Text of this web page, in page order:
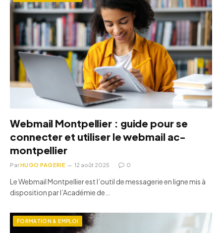
Webmail Montpellier : guide pour se
connecter et utiliser le webmail ac-
montpellier
ParHUGO PAGERIE 12 août 2025 0
Le Webmail Montpellier est l’outil de messagerie en ligne mis à
disposition par l’Académie de…
FORMATION & EMPLOI